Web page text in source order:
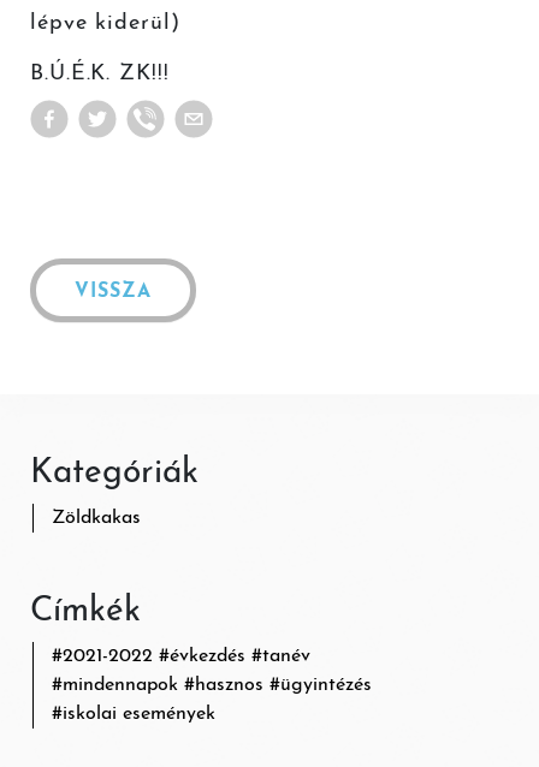
lépve kiderül)
B.Ú.É.K. ZK!!!
VISSZA
Kategóriák
Zöldkakas
Címkék
#2021-2022 #évkezdés #tanév
#mindennapok #hasznos #ügyintézés
#iskolai események